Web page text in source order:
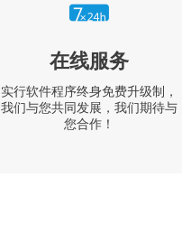
在线服务
实行软件程序终身免费升级制，
我们与您共同发展，我们期待与
您合作！